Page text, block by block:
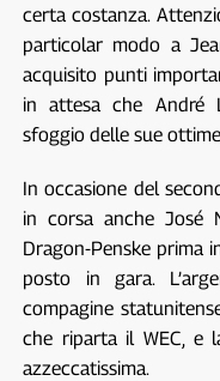
certa costanza.
particolar modo a
acquisito punti
in attesa che André
sfoggio delle sue
In occasione del
in corsa anche José
Dragon-Penske prima
posto in gara.
compagine
che riparta il WEC, e
azzeccatissima.